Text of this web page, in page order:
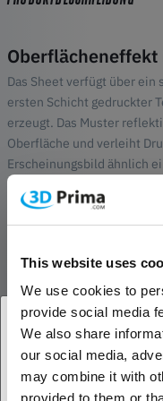
This website uses
We use cookies to
provide social media
We also share
our social media,
may combine it with
provided to them or
Das Sheet verfügt über
ersten Schicht gedruckter
erzeugt. Das Muster
Oberfläche und verleiht
Erscheinungsbild ähnlich
Zuverlässige
Neben dem dekorativen
Oberfläche ermöglicht
das Risiko von
des Drucks.
Einfache
Das Carbon Fiber Surface
kompatiblen Bambu Lab
1. Sind Sie